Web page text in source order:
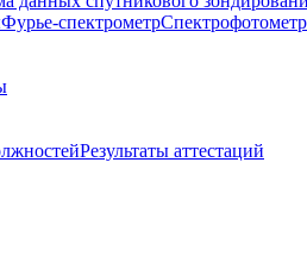
Фурье-спектрометр
Результаты аттестаций